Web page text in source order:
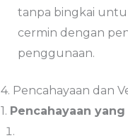
tanpa bingkai
cermin dengan
penggunaan.
4. Pencahayaan dan
1. Pencahayaan yang